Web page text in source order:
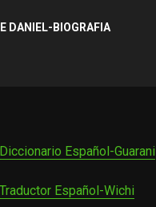
DANIEL-BIOGRAFIA
Diccionario Español-Guarani
Traductor Español-Wichi